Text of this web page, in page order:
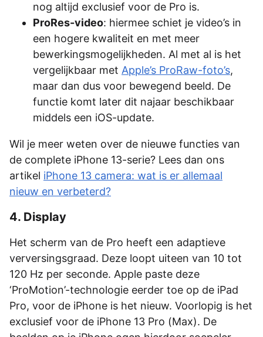
nog altijd exclusief voor de Pro is.
ProRes-video: hiermee schiet je video’s in
een hogere kwaliteit en met meer
bewerkingsmogelijkheden. Al met al is het
vergelijkbaar met Apple’s ProRaw-foto’s,
maar dan dus voor bewegend beeld. De
functie komt later dit najaar beschikbaar
middels een iOS-update.
Wil je meer weten over de nieuwe functies van
de complete iPhone 13-serie? Lees dan ons
artikel iPhone 13 camera: wat is er allemaal
nieuw en verbeterd?
4. Display
Het scherm van de Pro heeft een adaptieve
verversingsgraad. Deze loopt uiteen van 10 tot
120 Hz per seconde. Apple paste deze
‘ProMotion’-technologie eerder toe op de iPad
Pro, voor de iPhone is het nieuw. Voorlopig is het
exclusief voor de iPhone 13 Pro (Max). De